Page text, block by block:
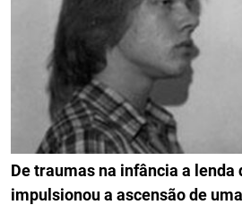
De traumas na infância a lenda
impulsionou a ascensão de